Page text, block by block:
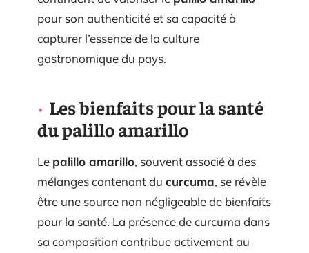
pour son authenticité et sa capacité à
capturer l’essence de la culture
gastronomique du pays.
Les bienfaits pour la santé
du palillo amarillo
Le palillo amarillo, souvent associé à des
mélanges contenant du curcuma, se révèle
être une source non négligeable de bienfaits
pour la santé. La présence de curcuma dans
sa composition contribue activement au